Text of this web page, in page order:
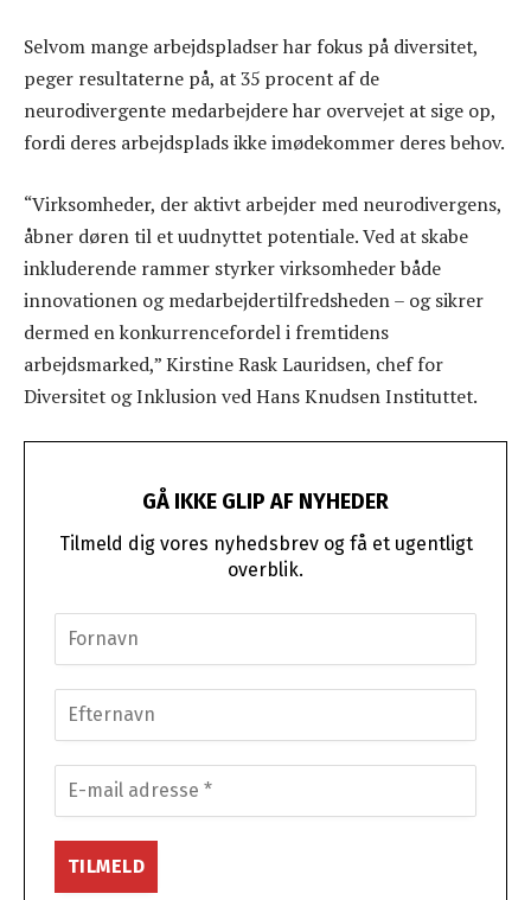
Selvom mange arbejdspladser har fokus på diversitet,
peger resultaterne på, at 35 procent af de
neurodivergente medarbejdere har overvejet at sige op,
fordi deres arbejdsplads ikke imødekommer deres behov.
“Virksomheder, der aktivt arbejder med neurodivergens,
åbner døren til et uudnyttet potentiale. Ved at skabe
inkluderende rammer styrker virksomheder både
innovationen og medarbejdertilfredsheden – og sikrer
dermed en konkurrencefordel i fremtidens
arbejdsmarked,” Kirstine Rask Lauridsen, chef for
Diversitet og Inklusion ved Hans Knudsen Instituttet.
GÅ IKKE GLIP AF NYHEDER
Tilmeld dig vores nyhedsbrev og få et ugentligt
overblik.